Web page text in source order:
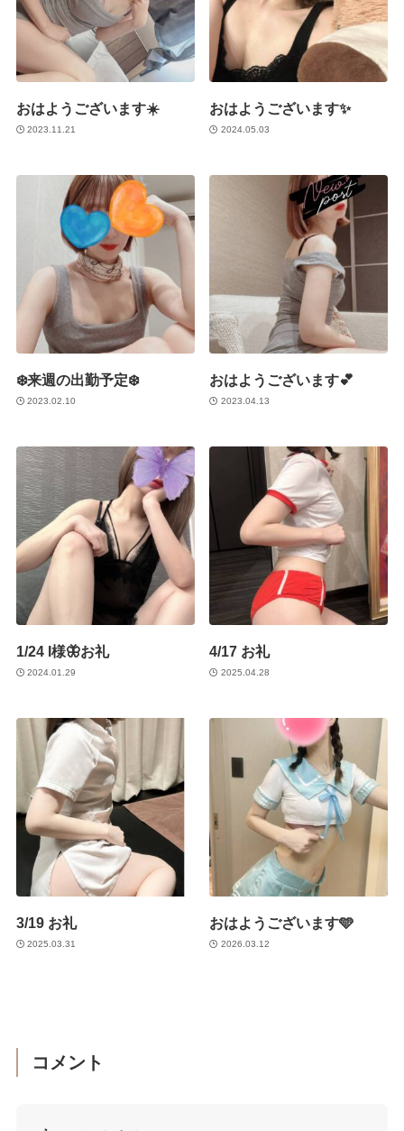
おはようございます☀️
2023.11.21
おはようございます✨
2024.05.03
❄️来週の出勤予定❄️
2023.02.10
おはようございます💕
2023.04.13
1/24 I様🦋お礼
2024.01.29
4/17 お礼
2025.04.28
3/19 お礼
2025.03.31
おはようございます🩵
2026.03.12
コメント